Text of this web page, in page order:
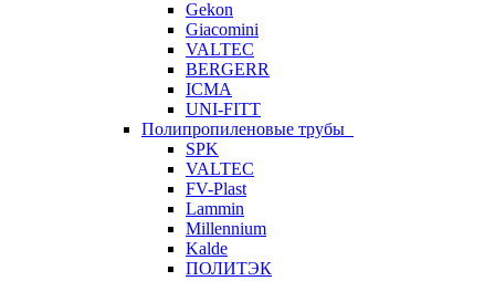
Gekon
Giacomini
VALTEC
BERGERR
ICMA
UNI-FITT
Полипропиленовые трубы
SPK
VALTEC
FV-Plast
Lammin
Millennium
Kalde
ПОЛИТЭК